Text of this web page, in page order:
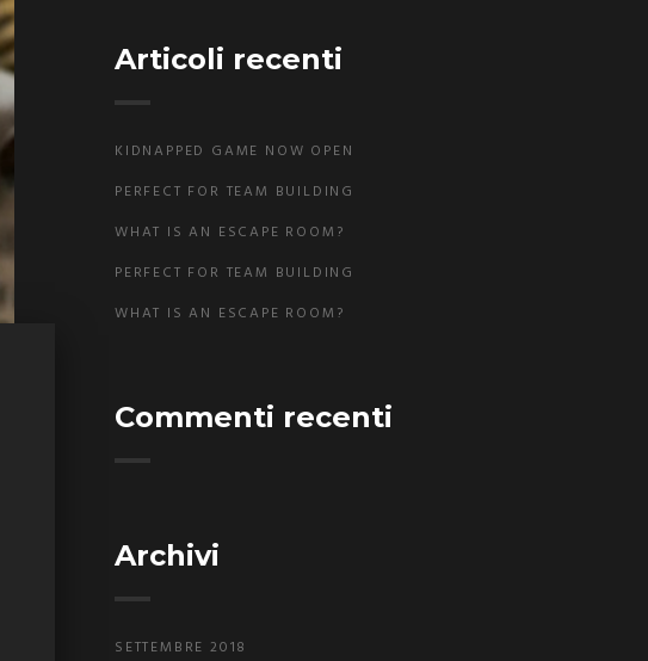
Articoli recenti
KIDNAPPED GAME NOW OPEN
PERFECT FOR TEAM BUILDING
WHAT IS AN ESCAPE ROOM?
PERFECT FOR TEAM BUILDING
WHAT IS AN ESCAPE ROOM?
Commenti recenti
Archivi
SETTEMBRE 2018